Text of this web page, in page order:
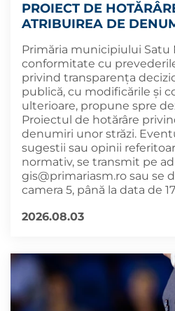
PROIECT DE
ATRIBUIREA DE
Primăria municipiului Satu
conformitate cu
privind transparența
publică, cu modificările și
ulterioare, propune spre
Proiectul de hotărâre
denumiri unor străzi.
sugestii sau opinii
normativ, se transmit pe
gis@primariasm.ro sau se
camera 5, până la data de
2026.08.03